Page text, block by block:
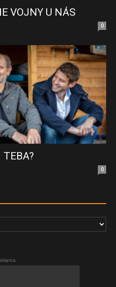
VOJNY U NÁS
0
TEBA?
0